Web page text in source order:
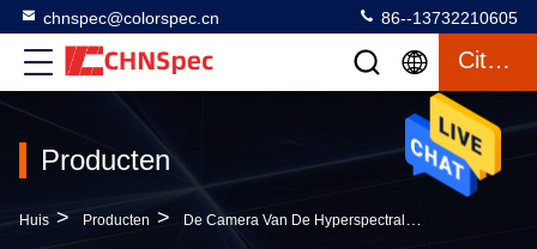
chnspec@colorspec.cn 86--13732210605
Citaat
Producten
Huis > Producten > De Camera Van De Hyperspectralweergave